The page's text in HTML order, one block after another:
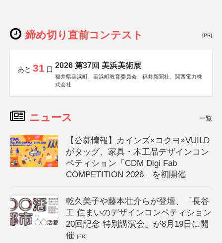
締め切り直前コンテスト [PR]
あと 31 日 2026 第37回 美浜美術展
福井県美浜町、美浜町教育委員会、福井新聞社、関西電力株
式会社
ニュース 一覧
【公募情報】カインズ×コクヨ×VUILD
がタッグ、家具・木工品デザインコン
ペティション「CDM Digi Fab
COMPETITION 2026」を初開催
乾久美子や藤本壮介らが登壇、「長谷
工 住まいのデザインコンペティション
20回記念 特別講演会」が8月19日に開
催[PR]